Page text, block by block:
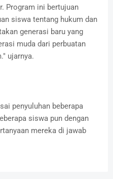
Program ini bertujuan
siswa tentang hukum dan
generasi baru yang
muda dari perbuatan
ujarnya.
penyuluhan beberapa
siswa pun dengan
mereka di jawab